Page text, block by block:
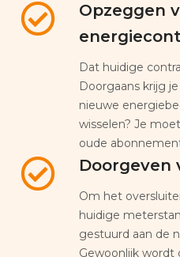
Opzeggen
Dat huidige
Doorgaans krijg
nieuwe
wisselen? Je
oude
Doorgeven
Om het
huidige
gestuurd aan de
Gewoonlijk wordt